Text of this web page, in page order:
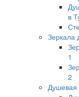
в
Зеркала
1
2
Душевая